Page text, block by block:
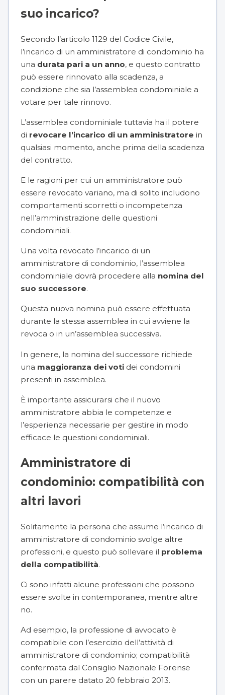
suo incarico?
Secondo l’articolo 1129 del Codice Civile,
l’incarico di un amministratore di condominio ha
una durata pari a un anno, e questo contratto
può essere rinnovato alla scadenza, a
condizione che sia l’assemblea condominiale a
votare per tale rinnovo.
L’assemblea condominiale tuttavia ha il potere
di revocare l’incarico di un amministratore in
qualsiasi momento, anche prima della scadenza
del contratto.
E le ragioni per cui un amministratore può
essere revocato variano, ma di solito includono
comportamenti scorretti o incompetenza
nell’amministrazione delle questioni
condominiali.
Una volta revocato l’incarico di un
amministratore di condominio, l’assemblea
condominiale dovrà procedere alla nomina del
suo successore.
Questa nuova nomina può essere effettuata
durante la stessa assemblea in cui avviene la
revoca o in un’assemblea successiva.
In genere, la nomina del successore richiede
una maggioranza dei voti dei condomini
presenti in assemblea.
È importante assicurarsi che il nuovo
amministratore abbia le competenze e
l’esperienza necessarie per gestire in modo
efficace le questioni condominiali.
Amministratore di
condominio: compatibilità con
altri lavori
Solitamente la persona che assume l’incarico di
amministratore di condominio svolge altre
professioni, e questo può sollevare il problema
della compatibilità.
Ci sono infatti alcune professioni che possono
essere svolte in contemporanea, mentre altre
no.
Ad esempio, la professione di avvocato è
compatibile con l’esercizio dell’attività di
amministratore di condominio; compatibilità
confermata dal Consiglio Nazionale Forense
con un parere datato 20 febbraio 2013.